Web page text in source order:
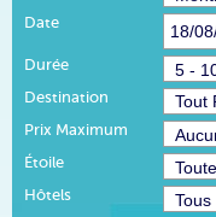
Date
Durée
Destination
Prix Maximum
Étoile
Hôtels